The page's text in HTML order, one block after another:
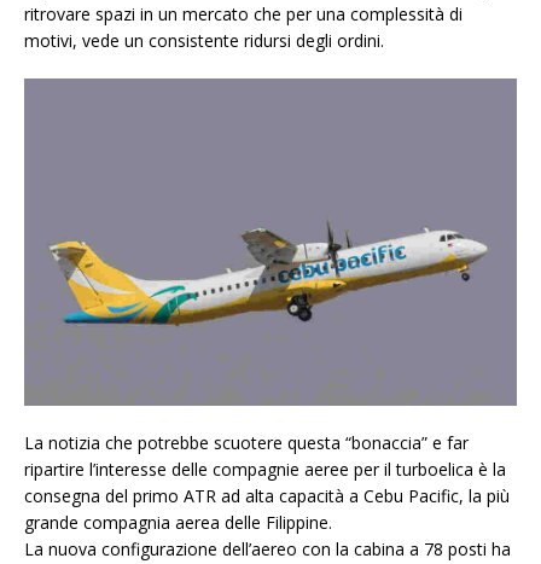
ritrovare spazi in un mercato che per una complessità di
motivi, vede un consistente ridursi degli ordini.
La notizia che potrebbe scuotere questa “bonaccia” e far
ripartire l’interesse delle compagnie aeree per il turboelica è la
consegna del primo ATR ad alta capacità a Cebu Pacific, la più
grande compagnia aerea delle Filippine.
La nuova configurazione dell’aereo con la cabina a 78 posti ha